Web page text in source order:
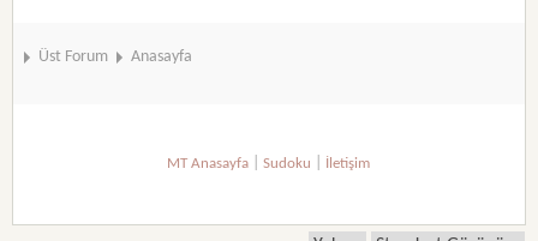
Üst Forum Anasayfa
MT Anasayfa |Sudoku İletişim